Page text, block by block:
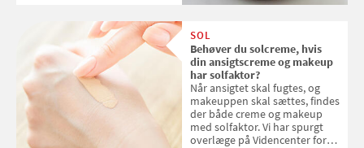
SOL
Behøver du solcreme, hvis
din ansigtscreme og makeup
har solfaktor?
Når ansigtet skal fugtes, og
makeuppen skal sættes, findes
der både creme og makeup
med solfaktor. Vi har spurgt
overlæge på Videncenter for